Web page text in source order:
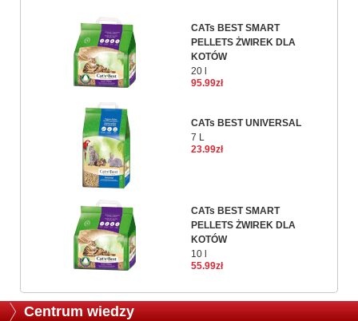
CATs BEST SMART
PELLETS ŻWIREK DLA
KOTÓW
20 l
95.99zł
CATs BEST UNIVERSAL
7 L
23.99zł
CATs BEST SMART
PELLETS ŻWIREK DLA
KOTÓW
10 l
55.99zł
Centrum wiedzy